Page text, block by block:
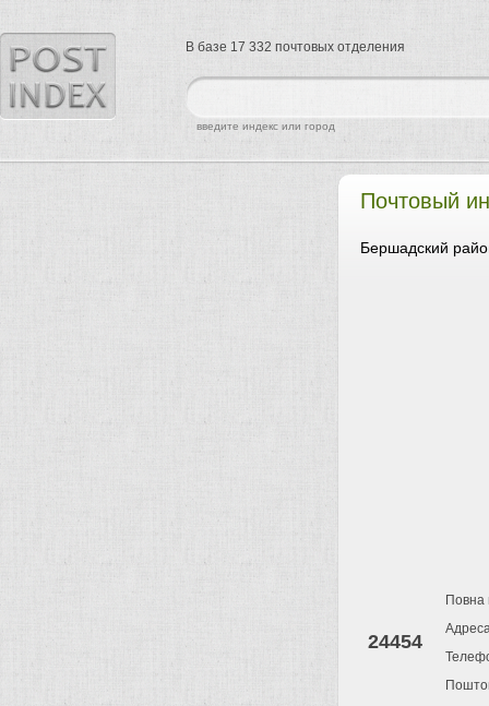
Почтовый
Бершадский
24454
Повна
найти
введите индекс или город
В базе 17 332 почтовых отделения